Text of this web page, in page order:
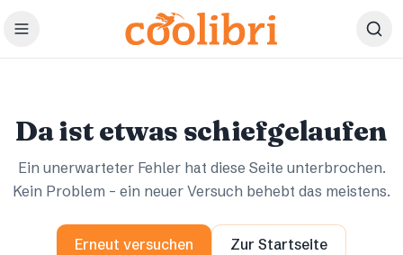
Zum Hauptinhalt springen
Da ist etwas schiefgelaufen
Ein unerwarteter Fehler hat diese Seite unterbrochen.
Kein Problem – ein neuer Versuch behebt das meistens.
Erneut versuchen Zur Startseite